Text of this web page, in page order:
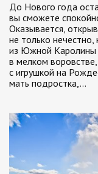
До Нового года
вы сможете
Оказывается,
не только
из Южной Каролины
в мелком
с игрушкой на
мать подростка,…